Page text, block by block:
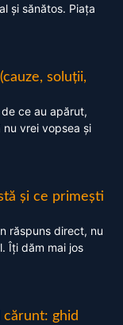
și sănătos. Piața
soluții,
ce au apărut,
vrei vopsea și
și ce primești
răspuns direct, nu
Îți dăm mai jos
ghid